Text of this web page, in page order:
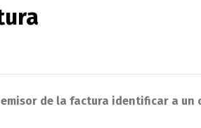
de la factura identificar a un